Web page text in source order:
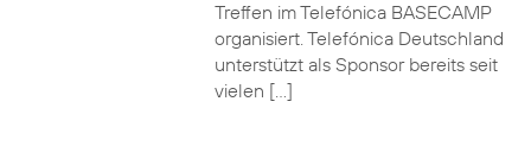
Treffen im Telefónica BASECAMP
organisiert. Telefónica Deutschland
unterstützt als Sponsor bereits seit
vielen […]